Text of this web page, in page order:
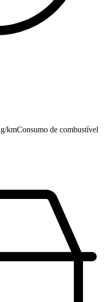
g/kmConsumo de combustível